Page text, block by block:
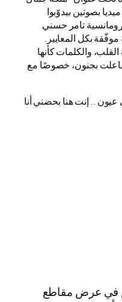
بصوتين بيدوّبوا
تامر حسني
بكل المعايير.
والكلمات كأنها
بجنون، خصوصًا مع
.. إنت هنا بحضني أنا
في عرض مقاطع